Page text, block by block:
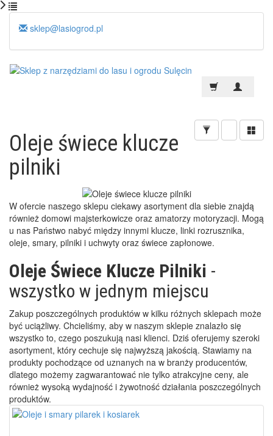
sklep@lasiogrod.pl
Oleje świece klucze
pilniki
W ofercie naszego sklepu ciekawy asortyment dla siebie znajdą
również domowi majsterkowicze oraz amatorzy motoryzacji. Mogą
u nas Państwo nabyć między innymi klucze, linki rozrusznika,
oleje, smary, pilniki i uchwyty oraz świece zapłonowe.
Oleje Świece Klucze Pilniki -
wszystko w jednym miejscu
Zakup poszczególnych produktów w kilku różnych sklepach może
być uciążliwy. Chcieliśmy, aby w naszym sklepie znalazło się
wszystko to, czego poszukują nasi klienci. Dziś oferujemy szeroki
asortyment, który cechuje się najwyższą jakością. Stawiamy na
produkty pochodzące od uznanych na w branży producentów,
dlatego możemy zagwarantować nie tylko atrakcyjne ceny, ale
również wysoką wydajność i żywotność działania poszczególnych
produktów.